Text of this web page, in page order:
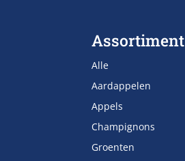
Assortiment
Alle
Aardappelen
Appels
Champignons
Groenten